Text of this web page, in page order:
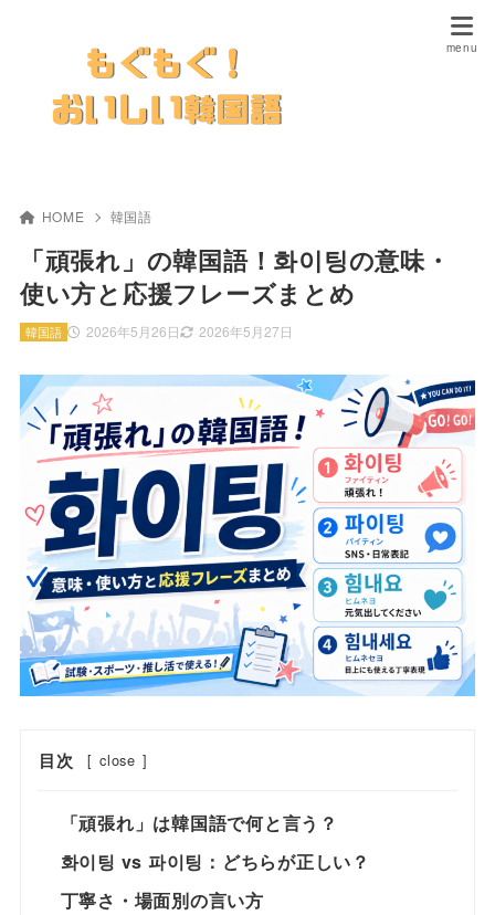
HOME 韓国語
「頑張れ」の韓国語！화이팅の意味・
使い方と応援フレーズまとめ
2026年5月26日 2026年5月27日
韓国語
目次 [ close ]
「頑張れ」は韓国語で何と言う？
화이팅 vs 파이팅：どちらが正しい？
丁寧さ・場面別の言い方